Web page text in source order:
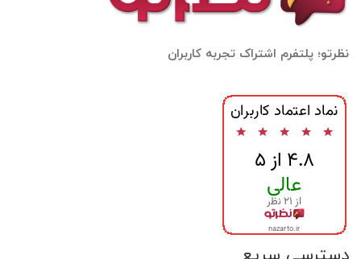
نظرتو؛ پلتفرم اشتراک تجربه کاربران